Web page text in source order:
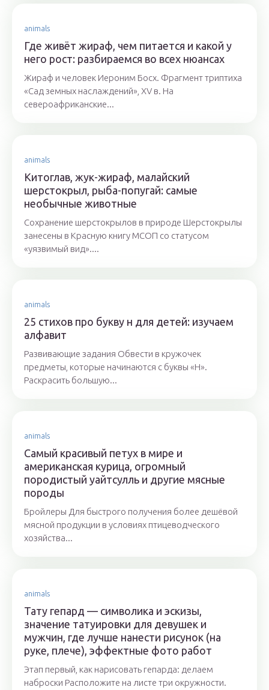
animals
Где живёт жираф, чем питается и какой у
него рост: разбираемся во всех нюансах
Жираф и человек Иероним Босх. Фрагмент триптиха
«Сад земных наслаждений», XV в. На
североафриканские...
animals
Китоглав, жук-жираф, малайский
шерстокрыл, рыба-попугай: самые
необычные животные
Сохранение шерстокрылов в природе Шерстокрылы
занесены в Красную книгу МСОП со статусом
«уязвимый вид»....
animals
25 стихов про букву н для детей: изучаем
алфавит
Развивающие задания Обвести в кружочек
предметы, которые начинаются с буквы «Н».
Раскрасить большую...
animals
Самый красивый петух в мире и
американская курица, огромный
породистый уайтсулль и другие мясные
породы
Бройлеры Для быстрого получения более дешёвой
мясной продукции в условиях птицеводческого
хозяйства...
animals
Тату гепард — символика и эскизы,
значение татуировки для девушек и
мужчин, где лучше нанести рисунок (на
руке, плече), эффектные фото работ
Этап первый, как нарисовать гепарда: делаем
наброски Расположите на листе три окружности.